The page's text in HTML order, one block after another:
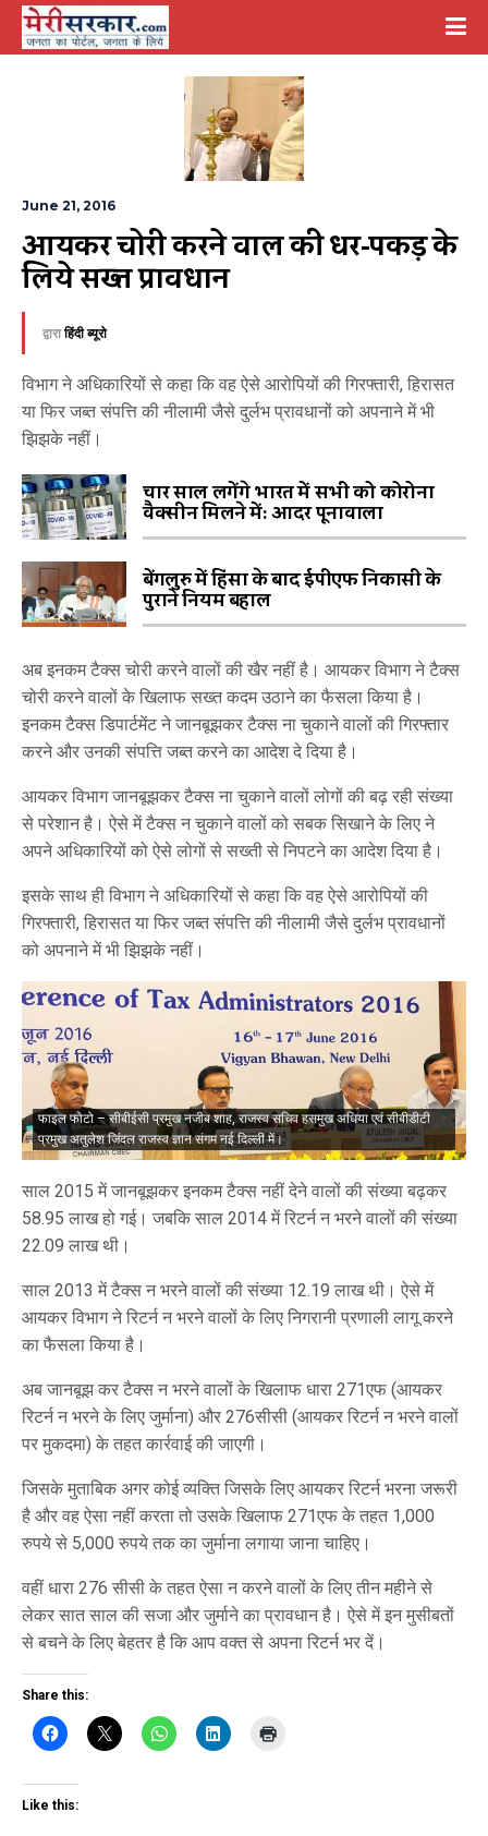
June 21, 2016
आयकर चोरी करने वालों की धर-पकड़ के
लिये सख्त प्रावधान
द्वाराहिंदी ब्यूरो
विभाग ने अधिकारियों से कहा कि वह ऐसे आरोपियों की गिरफ्तारी, हिरासत
या फिर जब्त संपत्ति की नीलामी जैसे दुर्लभ प्रावधानों को अपनाने में भी
झिझके नहीं।
चार साल लगेंगे भारत में सभी को कोरोना
वैक्सीन मिलने में: आदर पूनावाला
बेंगलुरु में हिंसा के बाद ईपीएफ निकासी के
पुराने नियम बहाल
अब इनकम टैक्स चोरी करने वालों की खैर नहीं है। आयकर विभाग ने टैक्स
चोरी करने वालों के खिलाफ सख्त कदम उठाने का फैसला किया है।
इनकम टैक्स डिपार्टमेंट ने जानबूझकर टैक्स ना चुकाने वालों की गिरफ्तार
करने और उनकी संपत्ति जब्त करने का आदेश दे दिया है।
आयकर विभाग जानबूझकर टैक्स ना चुकाने वालों लोगों की बढ़ रही संख्या
से परेशान है। ऐसे में टैक्स न चुकाने वालों को सबक सिखाने के लिए ने
अपने अधिकारियों को ऐसे लोगों से सख्ती से निपटने का आदेश दिया है।
इसके साथ ही विभाग ने अधिकारियों से कहा कि वह ऐसे आरोपियों की
गिरफ्तारी, हिरासत या फिर जब्त संपत्ति की नीलामी जैसे दुर्लभ प्रावधानों
को अपनाने में भी झिझके नहीं।
फाइल फोटो – सीबीईसी प्रमुख नजीब शाह, राजस्व सचिव हसमुख अधिया एवं सीबीडीटी
प्रमुख अतुलेश जिंदल राजस्व ज्ञान संगम नई दिल्ली में।
साल 2015 में जानबूझकर इनकम टैक्स नहीं देने वालों की संख्या बढ़कर
58.95 लाख हो गई। जबकि साल 2014 में रिटर्न न भरने वालों की संख्या
22.09 लाख थी।
साल 2013 में टैक्स न भरने वालों की संख्या 12.19 लाख थी। ऐसे में
आयकर विभाग ने रिटर्न न भरने वालों के लिए निगरानी प्रणाली लागू करने
का फैसला किया है।
अब जानबूझ कर टैक्स न भरने वालों के खिलाफ धारा 271एफ (आयकर
रिटर्न न भरने के लिए जुर्माना) और 276सीसी (आयकर रिटर्न न भरने वालों
पर मुकदमा) के तहत कार्रवाई की जाएगी।
जिसके मुताबिक अगर कोई व्यक्ति जिसके लिए आयकर रिटर्न भरना जरूरी
है और वह ऐसा नहीं करता तो उसके खिलाफ 271एफ के तहत 1,000
रुपये से 5,000 रुपये तक का जुर्माना लगाया जाना चाहिए।
वहीं धारा 276 सीसी के तहत ऐसा न करने वालों के लिए तीन महीने से
लेकर सात साल की सजा और जुर्माने का प्रावधान है। ऐसे में इन मुसीबतों
से बचने के लिए बेहतर है कि आप वक्त से अपना रिटर्न भर दें।
Share this:
Like this: